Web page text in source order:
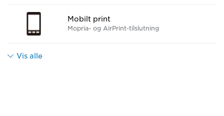
Mobilt print
Mopria- og AirPrint-tilslutning
Vis alle